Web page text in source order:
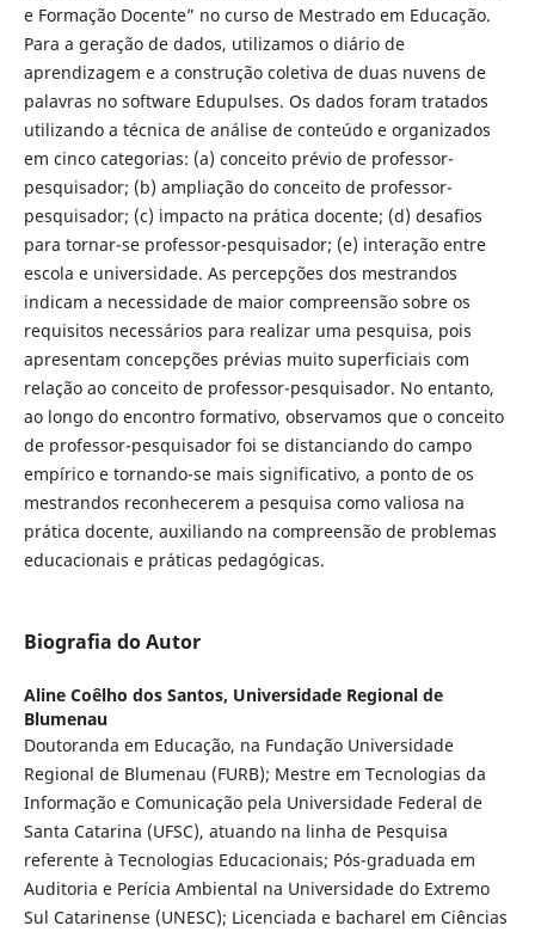
e Formação Docente” no curso de Mestrado em Educação.
Para a geração de dados, utilizamos o diário de
aprendizagem e a construção coletiva de duas nuvens de
palavras no software Edupulses. Os dados foram tratados
utilizando a técnica de análise de conteúdo e organizados
em cinco categorias: (a) conceito prévio de professor-
pesquisador; (b) ampliação do conceito de professor-
pesquisador; (c) impacto na prática docente; (d) desafios
para tornar-se professor-pesquisador; (e) interação entre
escola e universidade. As percepções dos mestrandos
indicam a necessidade de maior compreensão sobre os
requisitos necessários para realizar uma pesquisa, pois
apresentam concepções prévias muito superficiais com
relação ao conceito de professor-pesquisador. No entanto,
ao longo do encontro formativo, observamos que o conceito
de professor-pesquisador foi se distanciando do campo
empírico e tornando-se mais significativo, a ponto de os
mestrandos reconhecerem a pesquisa como valiosa na
prática docente, auxiliando na compreensão de problemas
educacionais e práticas pedagógicas.
Biografia do Autor
Aline Coêlho dos Santos, Universidade Regional de
Blumenau
Doutoranda em Educação, na Fundação Universidade
Regional de Blumenau (FURB); Mestre em Tecnologias da
Informação e Comunicação pela Universidade Federal de
Santa Catarina (UFSC), atuando na linha de Pesquisa
referente à Tecnologias Educacionais; Pós-graduada em
Auditoria e Perícia Ambiental na Universidade do Extremo
Sul Catarinense (UNESC); Licenciada e bacharel em Ciências